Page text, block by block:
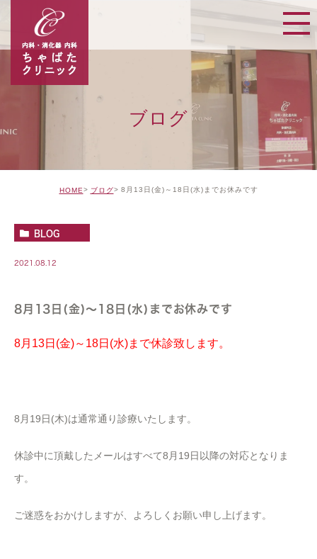
ブログ
HOME ブログ 8月13日(金)～18日(水)までお休みです
BLOG
2021.08.12
8月13日(金)～18日(水)までお休みです
8月13日(金)～18日(水)まで休診致します。
8月19日(木)は通常通り診療いたします。
休診中に頂戴したメールはすべて8月19日以降の対応となりま
す。
ご迷惑をおかけしますが、よろしくお願い申し上げます。